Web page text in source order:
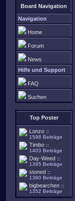
Board Navigation
Navigation
Home
Forum
News
Hilfe und Support
FAQ
Suchen
Top Poster
Lonzo ::
1598 Beiträge
Timbo ::
1403 Beiträge
Day-Weed ::
1395 Beiträge
stoned ::
1360 Beiträge
bigbearchen ::
1352 Beiträge